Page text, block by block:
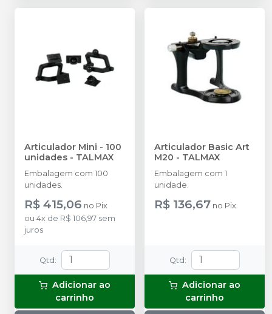
Articulador Mini - 100
unidades - TALMAX
Embalagem com 100
unidades.
R$ 415,06 no Pix
ou 4x de R$ 106,97 sem
juros
Qtd:
Adicionar ao
carrinho
Articulador Basic Art
M20 - TALMAX
Embalagem com 1
unidade.
R$ 136,67 no Pix
Qtd:
Adicionar ao
carrinho